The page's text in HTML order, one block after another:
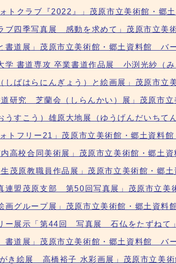
ォトクラブ『2022』」茂原市立美術館・郷
ブ四季写真展 感動を求めて」茂原市立
書道展」茂原市立美術館・郷土資料館 バ
学 書道専攻 卒業書道作品展 小渕光紗（
しばはらにんぎょう）と絵画展」茂原市
道研究 芝蘭会（しらんかい）展」茂原市
うすこう）雄原大地展（ゆうげんだいち
ォトフリー21」茂原市立美術館・郷土資料
内高校合同美術展」茂原市立美術館・郷土
生茂原教職員作品展」茂原市立美術館・郷
連盟茂原支部 第50回写真展」茂原市立
画グループ展」茂原市立美術館・郷土資
ー展示「第44回 写真展 石仏をたずねて
書道展」茂原市立美術館・郷土資料館 バ
がき絵展 高橋裕子 水彩画展」茂原市立美